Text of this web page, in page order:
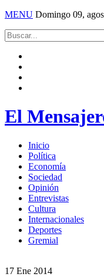
MENU Domingo 09,
El
Inicio
Política
Economía
Sociedad
Opinión
Entrevistas
Cultura
Internacionales
Deportes
Gremial
17 Ene 2014